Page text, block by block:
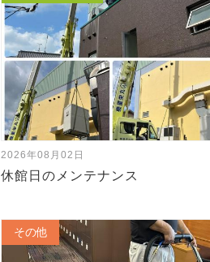
2026年08月02日
休館日のメンテナンス
その他